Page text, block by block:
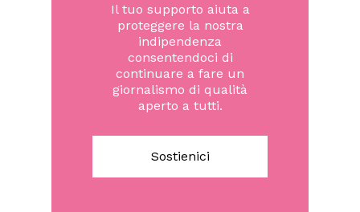
Il tuo supporto aiuta a
proteggere la nostra
indipendenza
consentendoci di
continuare a fare un
giornalismo di qualità
aperto a tutti.
Sostienici